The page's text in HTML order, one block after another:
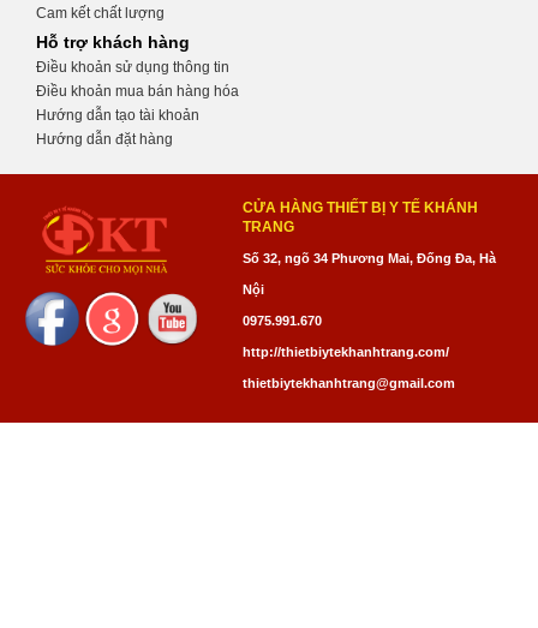
Cam kết chất lượng
Hỗ trợ khách hàng
Điều khoản sử dụng thông tin
Điều khoản mua bán hàng hóa
Hướng dẫn tạo tài khoản
Hướng dẫn đặt hàng
CỬA HÀNG THIẾT BỊ Y TẾ KHÁNH
TRANG
Số 32, ngõ 34 Phương Mai, Đống Đa, Hà
Nội
0975.991.670
http://thietbiytekhanhtrang.com/
thietbiytekhanhtrang@gmail.com